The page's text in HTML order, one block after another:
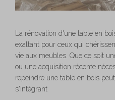
La rénovation d'une table en
exaltant pour ceux qui
vie aux meubles. Que ce soit
ou une acquisition récente
repeindre une table en bois
s'intégrant